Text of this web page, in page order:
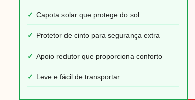
✓ Capota solar que protege do sol
✓ Protetor de cinto para segurança extra
✓ Apoio redutor que proporciona conforto
✓ Leve e fácil de transportar